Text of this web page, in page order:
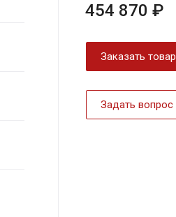
454 870 ₽
Заказать товар
Задать вопрос